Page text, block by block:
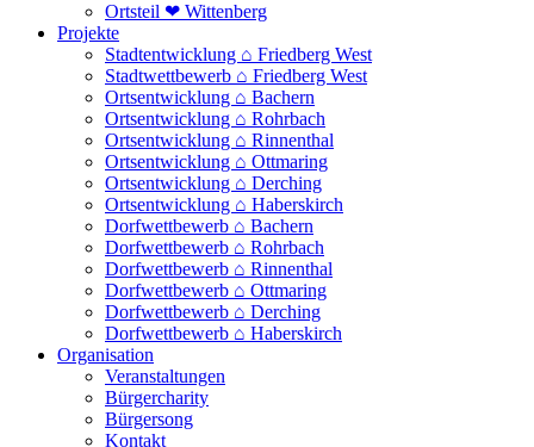
Ortsteil ❤ Wittenberg
Projekte
Stadtentwicklung ⌂ Friedberg West
Stadtwettbewerb ⌂ Friedberg West
Ortsentwicklung ⌂ Bachern
Ortsentwicklung ⌂ Rohrbach
Ortsentwicklung ⌂ Rinnenthal
Ortsentwicklung ⌂ Ottmaring
Ortsentwicklung ⌂ Derching
Ortsentwicklung ⌂ Haberskirch
Dorfwettbewerb ⌂ Bachern
Dorfwettbewerb ⌂ Rohrbach
Dorfwettbewerb ⌂ Rinnenthal
Dorfwettbewerb ⌂ Ottmaring
Dorfwettbewerb ⌂ Derching
Dorfwettbewerb ⌂ Haberskirch
Organisation
Veranstaltungen
Bürgercharity
Bürgersong
Kontakt